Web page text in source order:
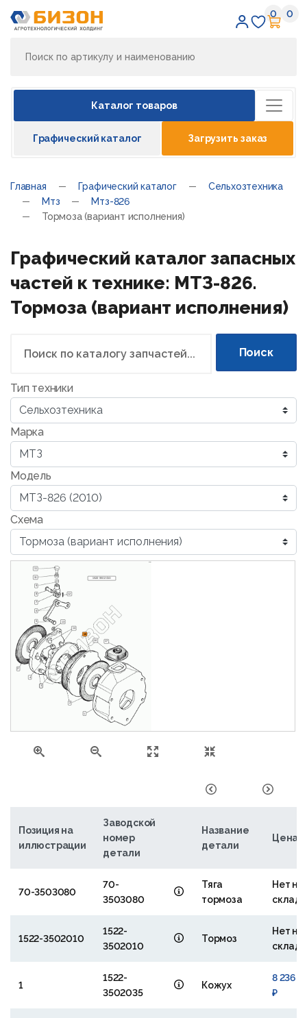
0 0
Каталог товаров
Графический каталог Загрузить заказ
Главная Графический каталог
Сельхозтехника
Мтз
Мтз-826
Тормоза (вариант исполнения)
Графический каталог запасных
частей к технике: МТЗ-826.
Тормоза (вариант исполнения)
Поиск
Тип техники
Марка
Модель
Схема
1522-3502010
1
2
2
33
4
5
6
7
8
9
10
11
12
13
14
15
16
17
Позиция на
иллюстрации
Заводской
номер
детали
Название
детали
Цена
70-3503080
70-
3503080
Тяга
тормоза
Нет на
складе
1522-3502010
1522-
3502010
Тормоз
Нет на
складе
1
1522-
3502035
Кожух
8
₽